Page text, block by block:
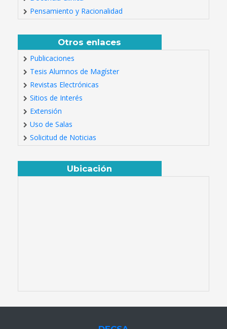
Pensamiento y Racionalidad
Otros enlaces
Publicaciones
Tesis Alumnos de Magíster
Revistas Electrónicas
Sitios de Interés
Extensión
Uso de Salas
Solicitud de Noticias
Ubicación